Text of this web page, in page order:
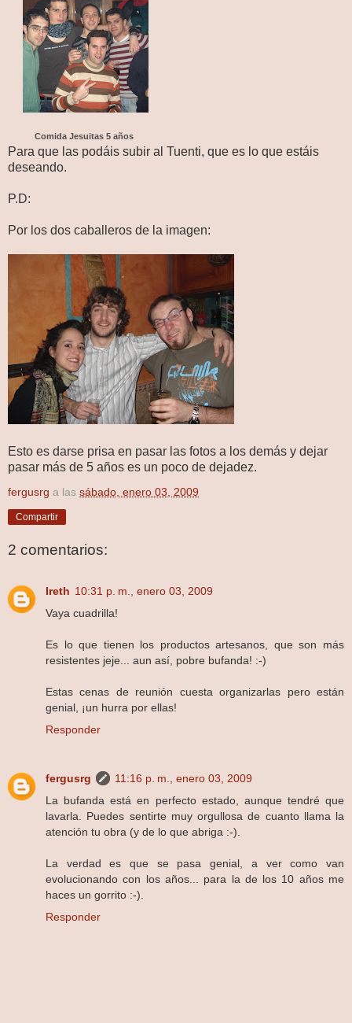
Comida Jesuitas 5 años
Para que las podáis subir al Tuenti, que es lo que estáis
deseando.
P.D:
Por los dos caballeros de la imagen:
Esto es darse prisa en pasar las fotos a los demás y dejar
pasar más de 5 años es un poco de dejadez.
fergusrg a las sábado, enero 03, 2009
Compartir
2 comentarios:
Ireth 10:31 p. m., enero 03, 2009
Vaya cuadrilla!
Es lo que tienen los productos artesanos, que son más
resistentes jeje... aun así, pobre bufanda! :-)
Estas cenas de reunión cuesta organizarlas pero están
genial, ¡un hurra por ellas!
Responder
fergusrg
11:16 p. m., enero 03, 2009
La bufanda está en perfecto estado, aunque tendré que
lavarla. Puedes sentirte muy orgullosa de cuanto llama la
atención tu obra (y de lo que abriga :-).
La verdad es que se pasa genial, a ver como van
evolucionando con los años... para la de los 10 años me
haces un gorrito :-).
Responder